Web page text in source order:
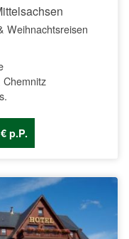
Weihnachtsreisen
p.P.